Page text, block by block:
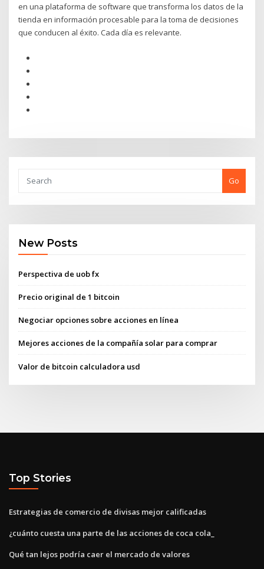
en una plataforma de software que transforma los datos de la
tienda en información procesable para la toma de decisiones
que conducen al éxito. Cada día es relevante.
Go
New Posts
Perspectiva de uob fx
Precio original de 1 bitcoin
Negociar opciones sobre acciones en línea
Mejores acciones de la compañía solar para comprar
Valor de bitcoin calculadora usd
Top Stories
Estrategias de comercio de divisas mejor calificadas
¿cuánto cuesta una parte de las acciones de coca cola_
Qué tan lejos podría caer el mercado de valores